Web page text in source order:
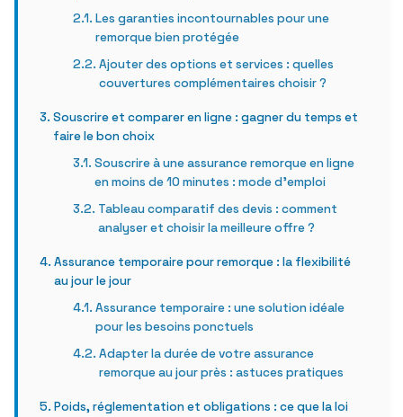
Les garanties incontournables pour une
remorque bien protégée
Ajouter des options et services : quelles
couvertures complémentaires choisir ?
Souscrire et comparer en ligne : gagner du temps et
faire le bon choix
Souscrire à une assurance remorque en ligne
en moins de 10 minutes : mode d’emploi
Tableau comparatif des devis : comment
analyser et choisir la meilleure offre ?
Assurance temporaire pour remorque : la flexibilité
au jour le jour
Assurance temporaire : une solution idéale
pour les besoins ponctuels
Adapter la durée de votre assurance
remorque au jour près : astuces pratiques
Poids, réglementation et obligations : ce que la loi